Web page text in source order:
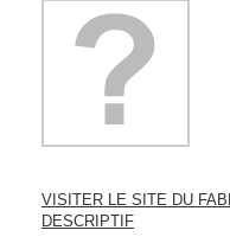
VISITER LE SITE DU
DESCRIPTIF